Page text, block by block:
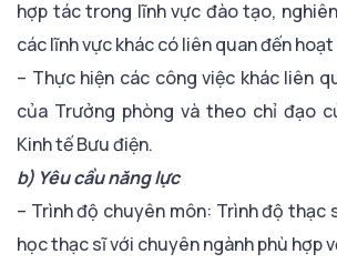
hợp tác trong lĩnh vực đào tạo,
các lĩnh vực khác có liên quan đến
– Thực hiện các công việc khác liên
của Trưởng phòng và theo chỉ đạo
Kinh tế Bưu điện.
b) Yêu cầu năng lực
– Trình độ chuyên môn: Trình độ thạc
học thạc sĩ với chuyên ngành phù hợp